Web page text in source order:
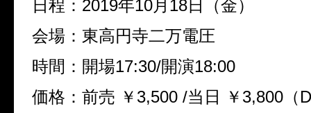
日程： 2019年10月 18日（金）
会場：東高円寺二万電圧
時間：開場17:30/開演18:00
価格：前売 ￥ 3,500 /当日 ￥ 3,800 （D